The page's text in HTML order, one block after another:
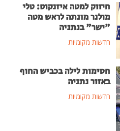
חיזוק למטה איזנקוט: טלי
מולנר מונתה לראש מטה
"ישר" בנתניה
חדשות מקומיות
חסימות לילה בכביש החוף
באזור נתניה
חדשות מקומיות